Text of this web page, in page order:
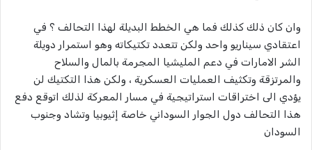
وان كان ذلك كذلك فما هي الخطط البديلة لهذا التحالف ؟ في
اعتقادي سيناريو واحد ولكن تتعدد تكتيكاته وهو استمرار دويلة
الشر الامارات في دعم المليشيا المجرمة بالمال والسلاح
والمرتزقة وتكثيف العمليات العسكرية ، ولكن هذا التكتيك لن
يؤدي الى اختراقات استراتيجية في مسار المعركة لذلك اتوقع دفع
هذا التحالف دول الجوار السوداني خاصة إثيوبيا وتشاد وجنوب
السودان